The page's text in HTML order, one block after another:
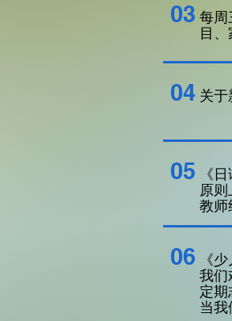
03 每周
目、
04 关于
​05
《
原
教师
06
《
我们
定期
当我